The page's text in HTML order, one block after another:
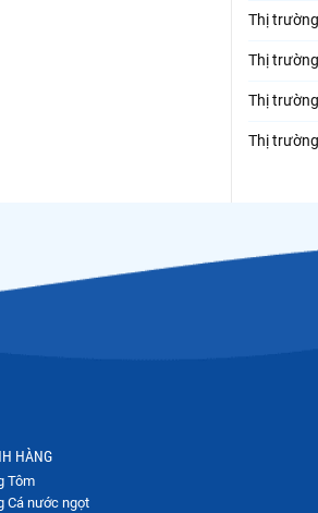
Thị
Thị
Thị
Thị
Thị trường
HÀNG
Tôm
Cá nước ngọt